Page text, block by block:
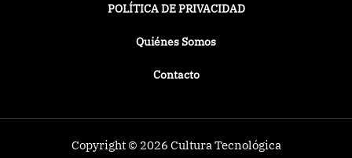
POLÍTICA DE PRIVACIDAD
Quiénes Somos
Contacto
Copyright © 2026 Cultura Tecnológica